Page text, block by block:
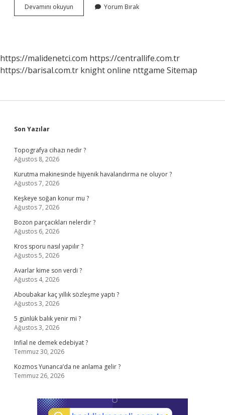
Devamını okuyun
Düşünebilir
Yorum Bırak
https://malidenetci.com https://centrallife.com.tr
https://barisal.com.tr knight online nttgame Sitemap
Sidebar
Son Yazılar
Topografya cihazı nedir ?
Ağustos 8, 2026
Kurutma makinesinde hijyenik havalandırma ne oluyor ?
Ağustos 7, 2026
Keşkeye soğan konur mu ?
Ağustos 7, 2026
Bozon parçacıkları nelerdir ?
Ağustos 6, 2026
Kros sporu nasıl yapılır ?
Ağustos 5, 2026
Avarlar kime son verdi ?
Ağustos 4, 2026
Aboubakar kaç yıllık sözleşme yaptı ?
Ağustos 3, 2026
5 günlük balık yenir mi ?
Ağustos 3, 2026
Infial ne demek edebiyat ?
Temmuz 30, 2026
Kozmos Yunanca’da ne anlama gelir ?
Temmuz 26, 2026